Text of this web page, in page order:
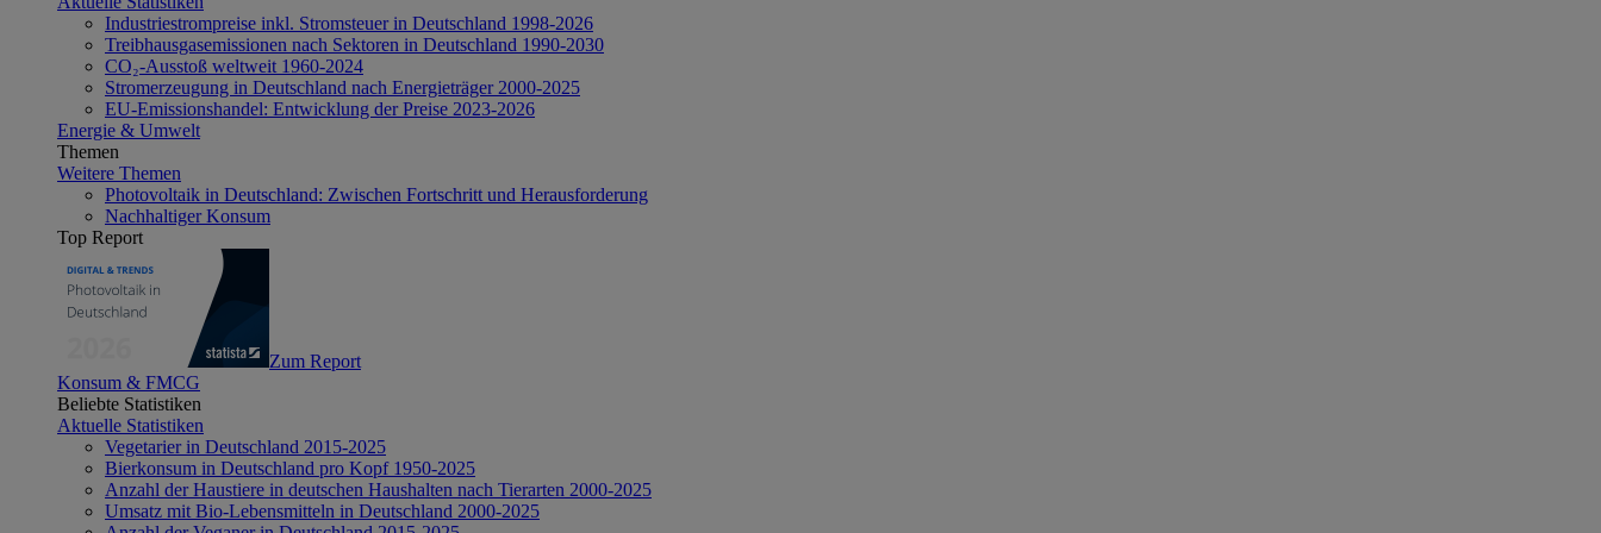
Industriestrompreise inkl. Stromsteuer in Deutschland 1998-2026
Treibhausgasemissionen nach Sektoren in Deutschland 1990-2030
CO₂-Ausstoß weltweit 1960-2024
Stromerzeugung in Deutschland nach Energieträger 2000-2025
EU-Emissionshandel: Entwicklung der Preise 2023-2026
Energie & Umwelt
Themen
Weitere Themen
Photovoltaik in Deutschland: Zwischen Fortschritt und Herausforderung
Nachhaltiger Konsum
Top Report
Zum Report
Konsum & FMCG
Beliebte Statistiken
Aktuelle Statistiken
Vegetarier in Deutschland 2015-2025
Bierkonsum in Deutschland pro Kopf 1950-2025
Anzahl der Haustiere in deutschen Haushalten nach Tierarten 2000-2025
Umsatz mit Bio-Lebensmitteln in Deutschland 2000-2025